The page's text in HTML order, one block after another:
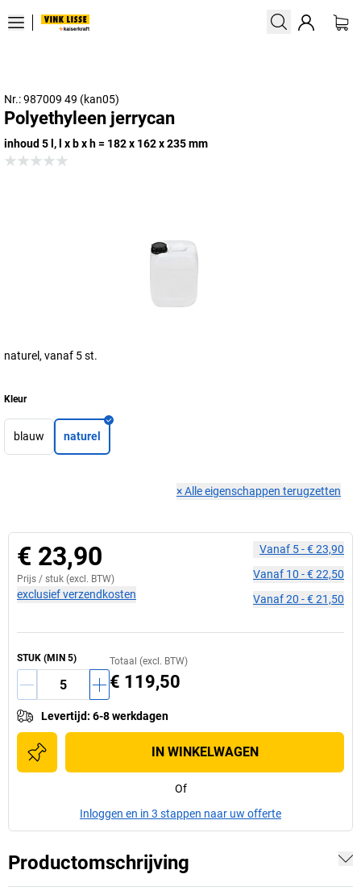
Nr.: 987009 49 (kan05)
Polyethyleen jerrycan
inhoud 5 l, l x b x h = 182 x 162 x 235 mm
naturel, vanaf 5 st.
Kleur
blauw naturel
×Alle eigenschappen terugzetten
€ 23,90
Prijs / stuk (excl. BTW)
exclusief verzendkosten
Vanaf 5-€ 23,90
Vanaf 10 -€ 22,50
Vanaf20 -€ 21,50
STUK (MIN 5) Totaal (excl. BTW)
€ 119,50
Levertijd: 6-8 werkdagen
IN WINKELWAGEN
Of
Inloggen en in 3 stappen naar uw offerte
Productomschrijving